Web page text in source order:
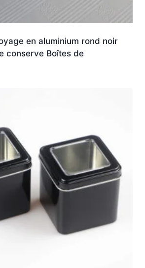
en aluminium rond noir
conserve Boîtes de